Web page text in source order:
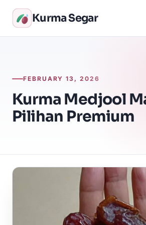
Kurma Segar
FEBRUARY 13, 2026
Kurma Medjool
Pilihan Premium